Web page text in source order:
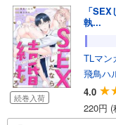
続巻入荷
「
執...
TLマン
飛鳥ハ
4.0
220円 (